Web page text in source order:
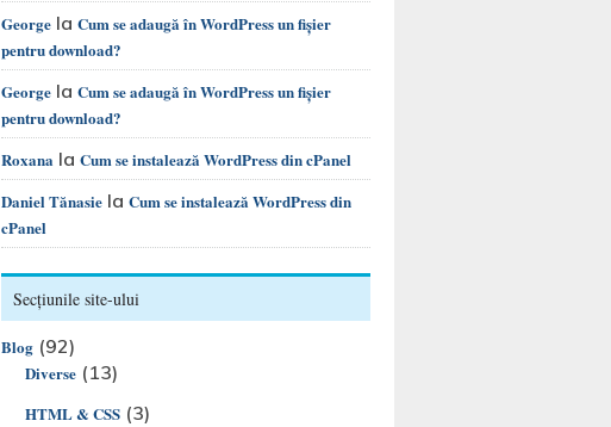
George la Cum se adaugă în WordPress un fișier
pentru download?
George la Cum se adaugă în WordPress un fișier
pentru download?
Roxana la Cum se instalează WordPress din cPanel
Daniel Tănasie la Cum se instalează WordPress din
cPanel
Secțiunile site-ului
Blog (92)
Diverse (13)
HTML & CSS (3)